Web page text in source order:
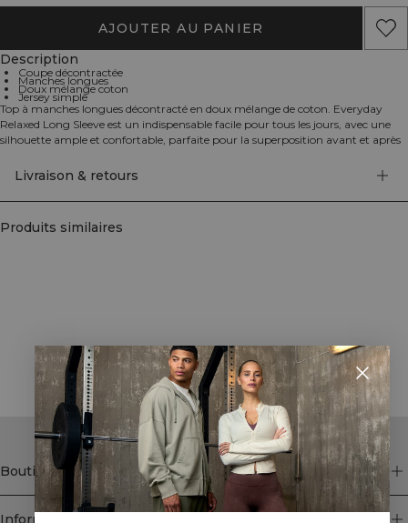
AJOUTER AU PANIER
Description
Coupe décontractée
Manches longues
Doux mélange coton
Jersey simple
Top à manches longues décontracté en doux mélange de coton. Everyday
Relaxed Long Sleeve est un indispensable facile pour tous les jours, avec une
silhouette ample et confortable, parfaite pour la superposition avant et après
simple, lisse, est agréable sur la peau et offre une respirabilité naturelle pour
Livraison & retours
Produits similaires
STYLE WITH
Boutique
Information